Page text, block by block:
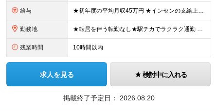
給与 ★初年度の平均月収45万円 ★インセンの支給上限なし！年収1,000万円以上も可能 ★1回あたり10～100万円の支給実績あり！ 【未経験】 月給32.5万円～＋インセンティブ年4回（3カ月に1回）
勤務地 ★転居を伴う転勤なし★駅チカでラクラク通勤 ＼今期は新たに2店舗をオープン。3年後には都内を中心とした50店舗体制を目指しています！／ 【買取専門店『リプセル』の各店舗での勤務となります！】 ◆
残業時間 10時間以内
求人を見る 検討中に入れる
掲載終了予定日： 2026.08.20